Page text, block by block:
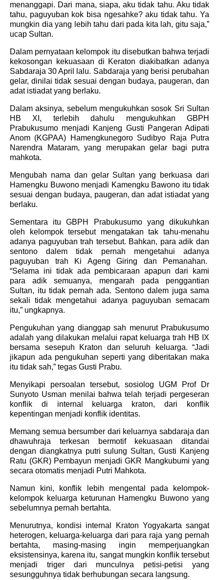
menanggapi. Dari mana, siapa, aku tidak tahu. Aku tidak
tahu, paguyuban kok bisa ngesahke? aku tidak tahu. Ya
mungkin dia yang lebih tahu dari pada kita lah, gitu saja,”
ucap Sultan.
Dalam pernyataan kelompok itu disebutkan bahwa terjadi
kekosongan kekuasaan di Keraton diakibatkan adanya
Sabdaraja 30 April lalu. Sabdaraja yang berisi perubahan
gelar, dinilai tidak sesuai dengan budaya, paugeran, dan
adat istiadat yang berlaku.
Dalam aksinya, sebelum mengukuhkan sosok Sri Sultan
HB XI, terlebih dahulu mengukuhkan GBPH
Prabukusumo menjadi Kanjeng Gusti Pangeran Adipati
Anom (KGPAA) Hamengkunegoro Sudibyo Raja Putra
Narendra Mataram, yang merupakan gelar bagi putra
mahkota.
Mengubah nama dan gelar Sultan yang berkuasa dari
Hamengku Buwono menjadi Kamengku Bawono itu tidak
sesuai dengan budaya, paugeran, dan adat istiadat yang
berlaku.
Sementara itu GBPH Prabukusumo yang dikukuhkan
oleh kelompok tersebut mengatakan tak tahu-menahu
adanya paguyuban trah tersebut. Bahkan, para adik dan
sentono dalem tidak pernah mengetahui adanya
paguyuban trah Ki Ageng Giring dan Pemanahan.
“Selama ini tidak ada pembicaraan apapun dari kami
para adik semuanya, mengarah pada penggantian
Sultan, itu tidak pernah ada. Sentono dalem juga sama
sekali tidak mengetahui adanya paguyuban semacam
itu,” ungkapnya.
Pengukuhan yang dianggap sah menurut Prabukusumo
adalah yang dilakukan melalui rapat keluarga trah HB IX
bersama sesepuh Kraton dan seluruh keluarga. “Jadi
jikapun ada pengukuhan seperti yang diberitakan maka
itu tidak sah,” tegas Gusti Prabu.
Menyikapi persoalan tersebut, sosiolog UGM Prof Dr
Sunyoto Usman menilai bahwa telah terjadi pergeseran
konflik di internal keluarga kraton, dari konflik
kepentingan menjadi konflik identitas.
Memang semua bersumber dari keluarnya sabdaraja dan
dhawuhraja terkesan bermotif kekuasaan ditandai
dengan diangkatnya putri sulung Sultan, Gusti Kanjeng
Ratu (GKR) Pembayun menjadi GKR Mangkubumi yang
secara otomatis menjadi Putri Mahkota.
Namun kini, konflik lebih mengental pada kelompok-
kelompok keluarga keturunan Hamengku Buwono yang
sebelumnya pernah bertahta.
Menurutnya, kondisi internal Kraton Yogyakarta sangat
heterogen, keluarga-keluarga dari para raja yang pernah
bertahta, masing-masing ingin memperjuangkan
eksistensinya, karena itu, sangat mungkin konflik tersebut
menjadi triger dari munculnya petisi-petisi yang
sesungguhnya tidak berhubungan secara langsung.